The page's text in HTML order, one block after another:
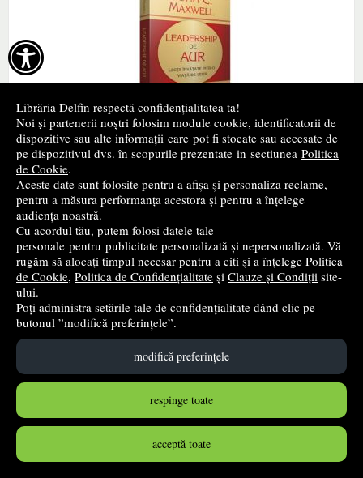

Librăria Delfin respectă confidențialitatea ta!
Noi și partenerii noștri folosim module cookie, identificatorii de
dispozitive sau alte informații care pot fi stocate sau accesate de
pe dispozitivul dvs. în scopurile prezentate in sectiunea Politica
de Cookie.
Aceste date sunt folosite pentru a afișa și personaliza reclame,
pentru a măsura performanța acestora și pentru a înțelege
audiența noastră.
Cu acordul tău, putem folosi datele tale
personale pentru publicitate personalizată și nepersonalizată. Vă
rugăm să alocați timpul necesar pentru a citi și a înțelege Politica
de Cookie, Politica de Confidențialitate și Clauze și Condiții site-
ului.
Poți administra setările tale de confidențialitate dând clic pe
butonul ”modifică preferințele”.
modifică preferințele
respinge toate
acceptă toate
LEADERSHIP DE AUR Lectii invatate intr-o viata de lider -
John C. Maxwell
Amaltea - 2010
38 lei
PRP:47,58 lei (-20,01%)
stoc indisponibil